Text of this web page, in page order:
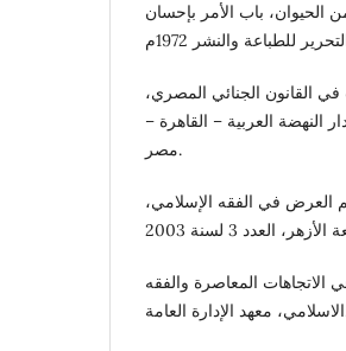
الحيوان، باب الأمر بإحسان
في القانون الجنائي المصري،
حامد طنطاوي – الطبعة الأولى 2008. دار النهضة العربية – القاهرة –
مصر.
العرض في الفقه الإسلامي،
الاتجاهات المعاصرة والفقه